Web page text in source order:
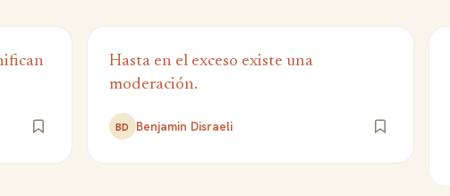
Hasta en el exceso existe una
moderación.
BD Benjamin Disraeli